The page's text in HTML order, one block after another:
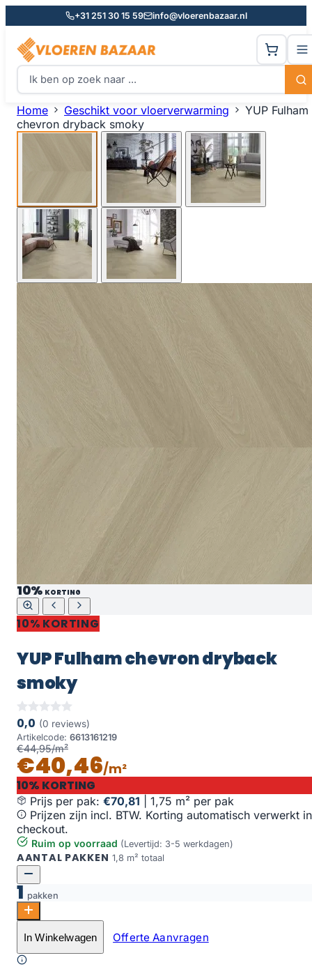
+31 251 30 15 59 info@vloerenbazaar.nl
Home Geschikt voor vloerverwarming
YUP Fulham
chevron dryback smoky
10% KORTING
10% KORTING
YUP Fulham chevron dryback
smoky
0,0 (0 reviews)
Artikelcode: 6613161219
€44,95/m²
€40,46/m²
10% KORTING
Prijs per pak: €70,81
1,75 m² per pak
Prijzen zijn incl. BTW. Korting automatisch verwerkt in
checkout.
Ruim op voorraad (Levertijd: 3-5 werkdagen)
AANTAL PAKKEN 1,8 m² totaal
1 pakken
YUP Fulham chevron dryback smoky aantal
Toevoegen aan winkelwagen
In Winkelwagen Offerte Aanvragen